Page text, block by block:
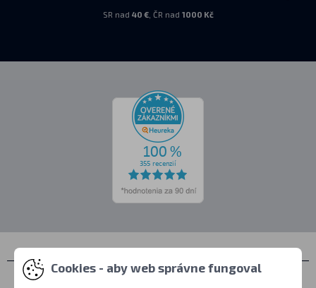
SR nad 40 €, ČR nad 1000 Kč
Kontakty
Cookies - aby web správne fungoval